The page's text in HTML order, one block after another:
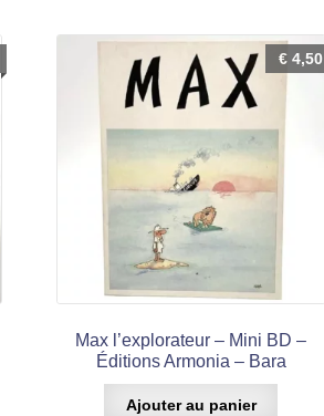
Max l’explorateur – Mini BD –
Éditions Armonia – Bara
€4,50
Ajouter au panier